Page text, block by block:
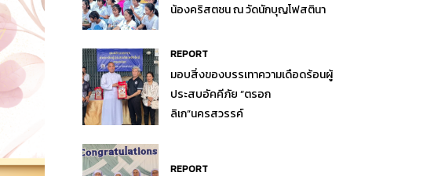
น้องคริสตชน ณ วัดนักบุญโฟสตินา
REPORT
มอบสิ่งของบรรเทาความเดือดร้อนผู้
ประสบอัคคีภัย “ตรอก
ลิเก”นครสวรรค์
REPORT